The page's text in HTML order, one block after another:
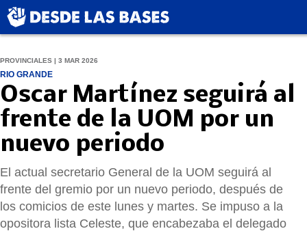
PROVINCIALES | 3 MAR 2026
RIO GRANDE
Oscar Martínez seguirá al
frente de la UOM por un
nuevo periodo
El actual secretario General de la UOM seguirá al
frente del gremio por un nuevo periodo, después de
los comicios de este lunes y martes. Se impuso a la
opositora lista Celeste, que encabezaba el delegado